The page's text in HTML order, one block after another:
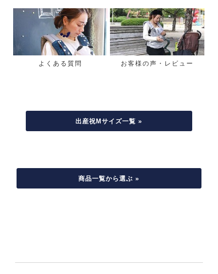
よくある質問 お客様の声・レビュー
出産祝Mサイズ一覧 »
商品一覧から選ぶ »